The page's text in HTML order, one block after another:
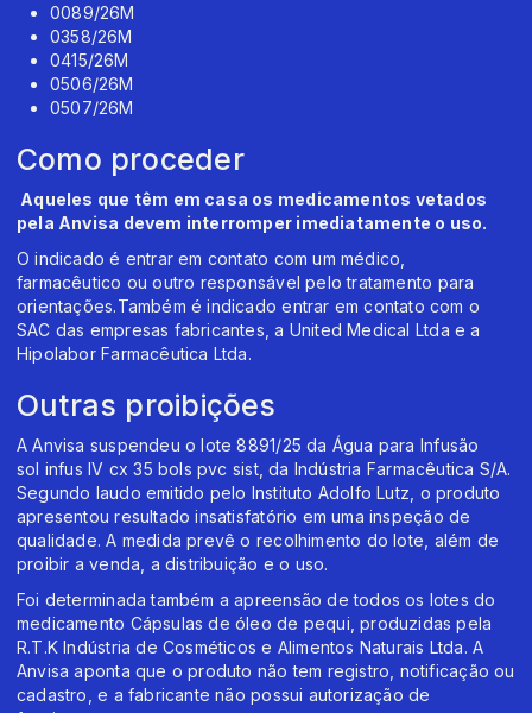
0089/26M
0358/26M
0415/26M
0506/26M
0507/26M
Como proceder
Aqueles que têm em casa os medicamentos vetados
pela Anvisa devem interromper imediatamente o uso.
O indicado é entrar em contato com um médico,
farmacêutico ou outro responsável pelo tratamento para
orientações.Também é indicado entrar em contato com o
SAC das empresas fabricantes, a United Medical Ltda e a
Hipolabor Farmacêutica Ltda.
Outras proibições
A Anvisa suspendeu o lote 8891/25 da Água para Infusão
sol infus IV cx 35 bols pvc sist, da Indústria Farmacêutica S/A.
Segundo laudo emitido pelo Instituto Adolfo Lutz, o produto
apresentou resultado insatisfatório em uma inspeção de
qualidade. A medida prevê o recolhimento do lote, além de
proibir a venda, a distribuição e o uso.
Foi determinada também a apreensão de todos os lotes do
medicamento Cápsulas de óleo de pequi, produzidas pela
R.T.K Indústria de Cosméticos e Alimentos Naturais Ltda. A
Anvisa aponta que o produto não tem registro, notificação ou
cadastro, e a fabricante não possui autorização de